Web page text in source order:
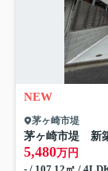
NEW
茅ヶ崎市堤
茅ヶ崎市堤 新
5,480万円